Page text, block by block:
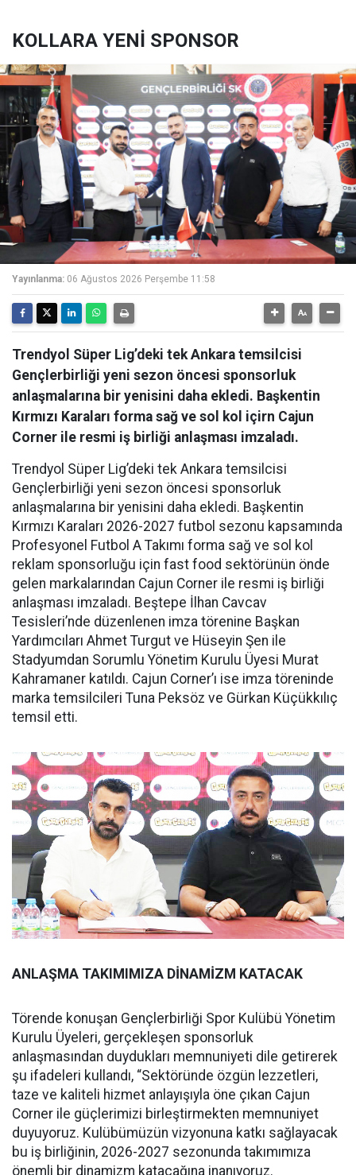
KOLLARA YENİ SPONSOR
Yayınlanma: 06 Ağustos 2026 Perşembe 11:58
Trendyol Süper Lig’deki tek Ankara temsilcisi
Gençlerbirliği yeni sezon öncesi sponsorluk
anlaşmalarına bir yenisini daha ekledi. Başkentin
Kırmızı Karaları forma sağ ve sol kol içirn Cajun
Corner ile resmi iş birliği anlaşması imzaladı.
Trendyol Süper Lig’deki tek Ankara temsilcisi
Gençlerbirliği yeni sezon öncesi sponsorluk
anlaşmalarına bir yenisini daha ekledi. Başkentin
Kırmızı Karaları 2026-2027 futbol sezonu kapsamında
Profesyonel Futbol A Takımı forma sağ ve sol kol
reklam sponsorluğu için fast food sektörünün önde
gelen markalarından Cajun Corner ile resmi iş birliği
anlaşması imzaladı. Beştepe İlhan Cavcav
Tesisleri’nde düzenlenen imza törenine Başkan
Yardımcıları Ahmet Turgut ve Hüseyin Şen ile
Stadyumdan Sorumlu Yönetim Kurulu Üyesi Murat
Kahramaner katıldı. Cajun Corner’ı ise imza töreninde
marka temsilcileri Tuna Peksöz ve Gürkan Küçükkılıç
temsil etti.
ANLAŞMA TAKIMIMIZA DİNAMİZM KATACAK
Törende konuşan Gençlerbirliği Spor Kulübü Yönetim
Kurulu Üyeleri, gerçekleşen sponsorluk
anlaşmasından duydukları memnuniyeti dile getirerek
şu ifadeleri kullandı, “Sektöründe özgün lezzetleri,
taze ve kaliteli hizmet anlayışıyla öne çıkan Cajun
Corner ile güçlerimizi birleştirmekten memnuniyet
duyuyoruz. Kulübümüzün vizyonuna katkı sağlayacak
bu iş birliğinin, 2026-2027 sezonunda takımımıza
önemli bir dinamizm katacağına inanıyoruz.